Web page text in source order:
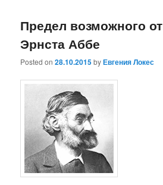
Предел возможного от
Эрнста Аббе
Posted on28.10.2015byЕвгения Локес